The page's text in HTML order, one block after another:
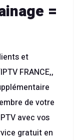
=
et
IPTV FRANCE,,
de votre
avec vos
gratuit en